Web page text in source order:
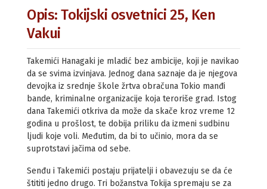
Opis: Tokijski osvetnici 25, Ken
Vakui
Takemići Hanagaki je mladić bez ambicije, koji je navikao
da se svima izvinjava. Jednog dana saznaje da je njegova
devojka iz srednje škole žrtva obračuna Tokio manđi
bande, kriminalne organizacije koja teroriše grad. Istog
dana Takemići otkriva da može da skače kroz vreme 12
godina u prošlost, te dobija priliku da izmeni sudbinu
ljudi koje voli. Međutim, da bi to učinio, mora da se
suprotstavi jačima od sebe.
Senđu i Takemići postaju prijatelji i obavezuju se da će
štititi jedno drugo. Tri božanstva Tokija spremaju se za